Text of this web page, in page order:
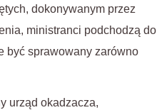
dokonywanym przez
ministranci podchodzą do
być sprawowany zarówno
urząd okadzacza,